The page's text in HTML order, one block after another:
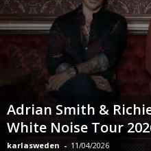
Adrian Smith &
White Noise Tour
karlasweden - 11/04/2026